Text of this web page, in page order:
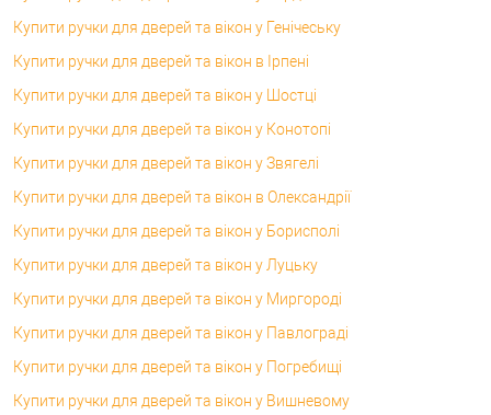
Купити ручки для дверей та вікон у Генічеську
Купити ручки для дверей та вікон в Ірпені
Купити ручки для дверей та вікон у Шостці
Купити ручки для дверей та вікон у Конотопі
Купити ручки для дверей та вікон у Звягелі
Купити ручки для дверей та вікон в Олександрії
Купити ручки для дверей та вікон у Борисполі
Купити ручки для дверей та вікон у Луцьку
Купити ручки для дверей та вікон у Миргороді
Купити ручки для дверей та вікон у Павлограді
Купити ручки для дверей та вікон у Погребищі
Купити ручки для дверей та вікон у Вишневому